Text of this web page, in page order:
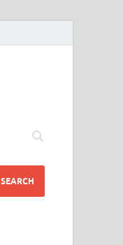
SEARCH